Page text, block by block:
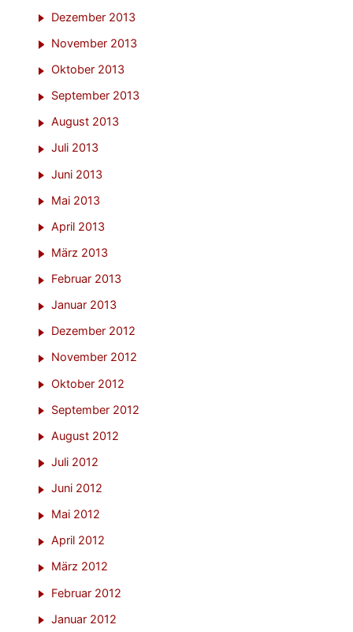
Dezember 2013
November 2013
Oktober 2013
September 2013
August 2013
Juli 2013
Juni 2013
Mai 2013
April 2013
März 2013
Februar 2013
Januar 2013
Dezember 2012
November 2012
Oktober 2012
September 2012
August 2012
Juli 2012
Juni 2012
Mai 2012
April 2012
März 2012
Februar 2012
Januar 2012